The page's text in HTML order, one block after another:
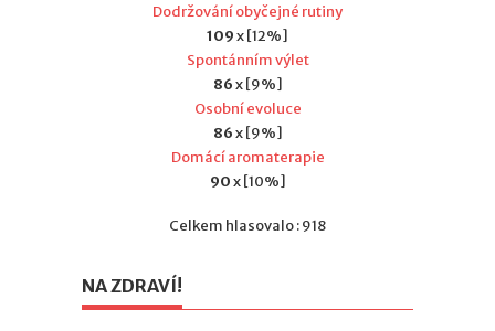
Dodržování obyčejné rutiny
109x [12%]
Spontánním výlet
86x [9%]
Osobní evoluce
86x [9%]
Domácí aromaterapie
90x [10%]
Celkem hlasovalo : 918
NA ZDRAVÍ!